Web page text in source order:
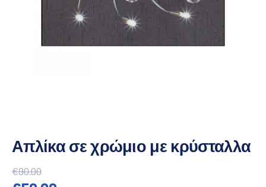
Απλίκα σε χρώμιο με κρύσταλλα
€90.00